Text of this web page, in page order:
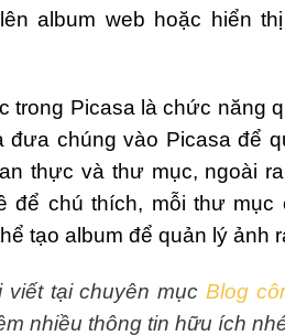
album web hoặc hiển
trong Picasa là chức năng
chúng vào Picasa để
thực và thư mục, ngoài
để chú thích, mỗi thư
tạo album để quản lý ảnh
tại chuyên mục Blog
nhiều thông tin hữu ích